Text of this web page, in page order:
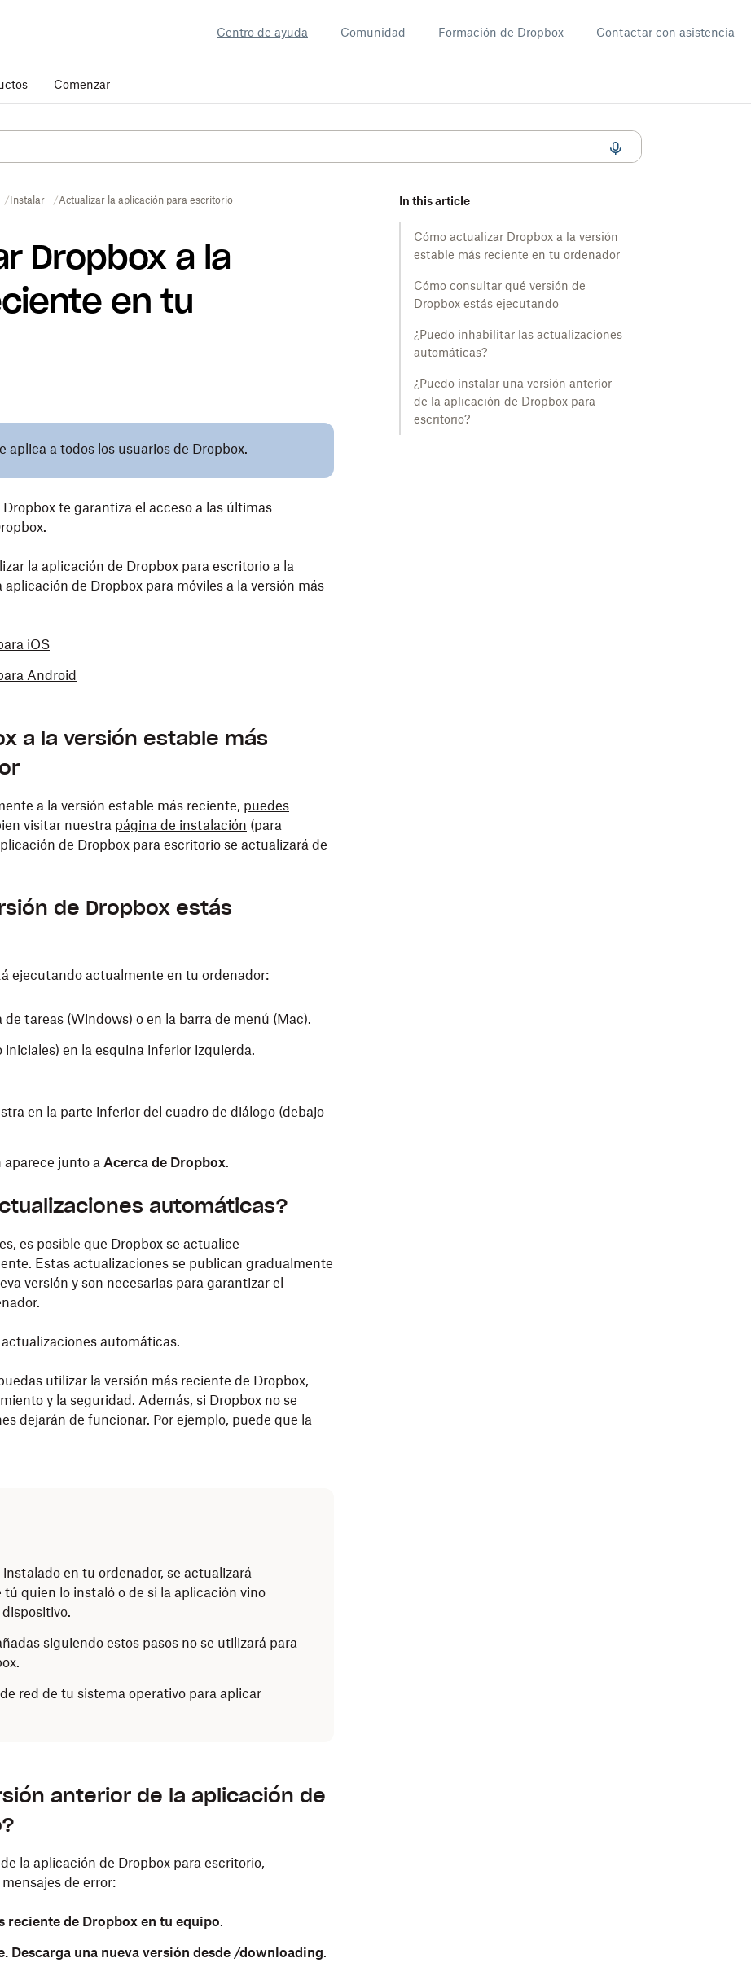
Centro de ayuda Comunidad Formación de Dropbox Contactar con asistencia
Comenzar
Instalar Actualizar la aplicación para escritorio
Dropbox a la
en tu
In this article
Cómo actualizar Dropbox a la versión
estable más reciente en tu ordenador
Cómo consultar qué versión de
Dropbox estás ejecutando
¿Puedo inhabilitar las actualizaciones
automáticas?
¿Puedo instalar una versión anterior
de la aplicación de Dropbox para
escritorio?
aplica a todos los usuarios de Dropbox.
te garantiza el acceso a las últimas
la aplicación de Dropbox para escritorio a la
de Dropbox para móviles a la versión más
iOS
Android
a la versión estable más
a la versión estable más reciente, puedes
visitar nuestra página de instalación (para
de Dropbox para escritorio se actualizará de
de Dropbox estás
ejecutando actualmente en tu ordenador:
de tareas (Windows) o en la barra de menú (Mac).
en la esquina inferior izquierda.
en la parte inferior del cuadro de diálogo (debajo
aparece junto a Acerca de Dropbox.
automáticas?
es posible que Dropbox se actualice
Estas actualizaciones se publican gradualmente
versión y son necesarias para garantizar el
automáticas.
utilizar la versión más reciente de Dropbox,
y la seguridad. Además, si Dropbox no se
dejarán de funcionar. Por ejemplo, puede que la
en tu ordenador, se actualizará
quien lo instaló o de si la aplicación vino
siguiendo estos pasos no se utilizará para
red de tu sistema operativo para aplicar
anterior de la aplicación de
la aplicación de Dropbox para escritorio,
de error:
reciente de Dropbox en tu equipo.
Descarga una nueva versión desde /downloading.